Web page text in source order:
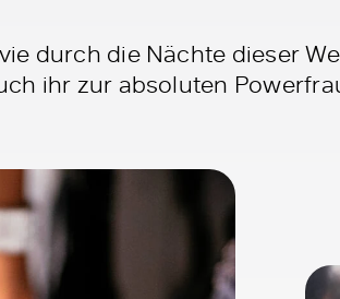
durch die Nächte dieser
ihr zur absoluten